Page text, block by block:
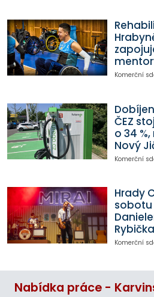
Komerční
ČEZ
o 34
Nový
Komerční
Hrady
sobotu
Komerční
Nabídka práce -